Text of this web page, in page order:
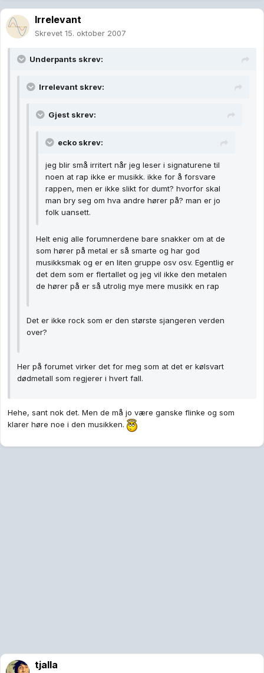
Irrelevant
Skrevet 15. oktober 2007
Underpants skrev:
Irrelevant skrev:
Gjest skrev:
ecko skrev:
jeg blir små irritert når jeg leser i signaturene til
noen at rap ikke er musikk. ikke for å forsvare
rappen, men er ikke slikt for dumt? hvorfor skal
man bry seg om hva andre hører på? man er jo
folk uansett.
Helt enig alle forumnerdene bare snakker om at de
som hører på metal er så smarte og har god
musikksmak og er en liten gruppe osv osv. Egentlig er
det dem som er flertallet og jeg vil ikke den metalen
de hører på er så utrolig mye mere musikk en rap
Det er ikke rock som er den største sjangeren verden
over?
Her på forumet virker det for meg som at det er kølsvart
dødmetall som regjerer i hvert fall.
Hehe, sant nok det. Men de må jo være ganske flinke og som
klarer høre noe i den musikken.
tjalla